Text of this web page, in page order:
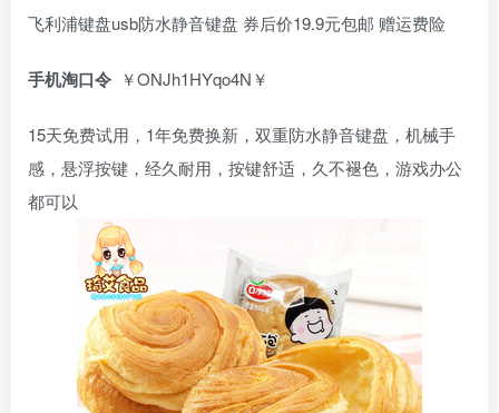
飞利浦键盘usb防水静音键盘 券后价19.9元包邮 赠运费险
手机淘口令 ￥ONJh1HYqo4N￥
15天免费试用，1年免费换新，双重防水静音键盘，机械手
感，悬浮按键，经久耐用，按键舒适，久不褪色，游戏办公
都可以